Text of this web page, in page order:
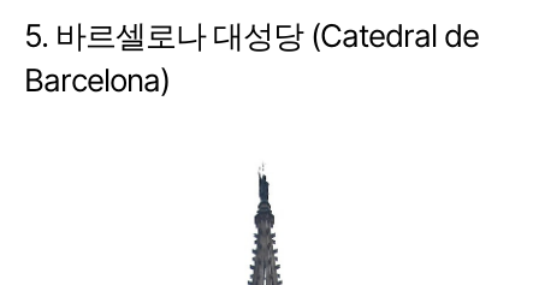
5. 바르셀로나 대성당 (Catedral de
Barcelona)